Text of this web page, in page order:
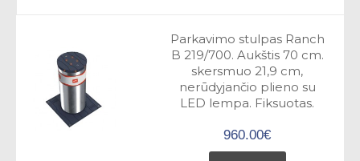
Parkavimo stulpas Ranch
B 219/700. Aukštis 70 cm.
skersmuo 21,9 cm,
nerūdyjančio plieno su
LED lempa. Fiksuotas.
960.00€